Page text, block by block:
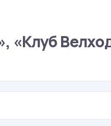
«Клуб